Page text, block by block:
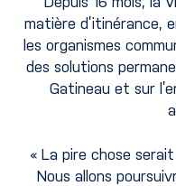
matière d’itinérance,
les organismes
des solutions
Gatineau et sur
« La pire chose
Nous allons